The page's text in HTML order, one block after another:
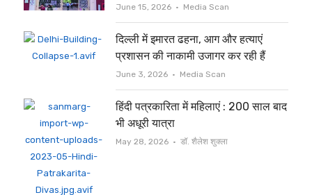
June 15, 2026 Author
Media Scan
दिल्ली में इमारत ढहना, आग और हत्याएं
प्रशासन की नाकामी उजागर कर रही हैं
June 3, 2026 Author
Media Scan
हिंदी पत्रकारिता में महिलाएं : 200 साल बाद
भी अधूरी यात्रा
May 28, 2026 Author
डॉ. शैलेश शुक्ला